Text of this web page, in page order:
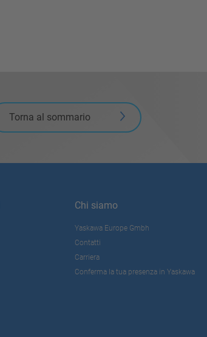
Torna al sommario
Chi siamo
Yaskawa Europe Gmbh
Contatti
Carriera
Conferma la tua presenza in Yaskawa